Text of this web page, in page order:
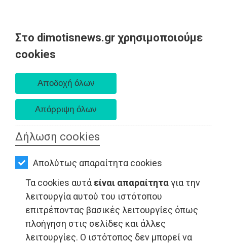
Στο dimotisnews.gr χρησιμοποιούμε
cookies
Δήλωση cookies
Απολύτως απαραίτητα cookies
Τα cookies αυτά είναι απαραίτηταγια την
λειτουργία αυτού του ιστότοπου
επιτρέποντας βασικές λειτουργίες όπως
πλοήγηση στις σελίδες και άλλες
λειτουργίες. Ο ιστότοπος δεν μπορεί να
AΡΧΙΚΗ
ΕΙΔΗΣΕΙΣ
ΠΟΛΙΤΙΚΗ
ΤΟΠΙΚΗ
ΑΥΤΟΔΙΟΙΚΗΣΗ
ΟΙΚΟΝΟΜΙΑ
ΑΘΛΗΤΙΣΜΟΣ
ΠΟΛΙΤΙΣΜΟΣ
ΣΠΙΤΙ-
ΚΗΠΟΣ
ΤΟΠΙΚΗ ΑΥΤΟΔΙΟΙΚΗΣΗ - Ραφήνα